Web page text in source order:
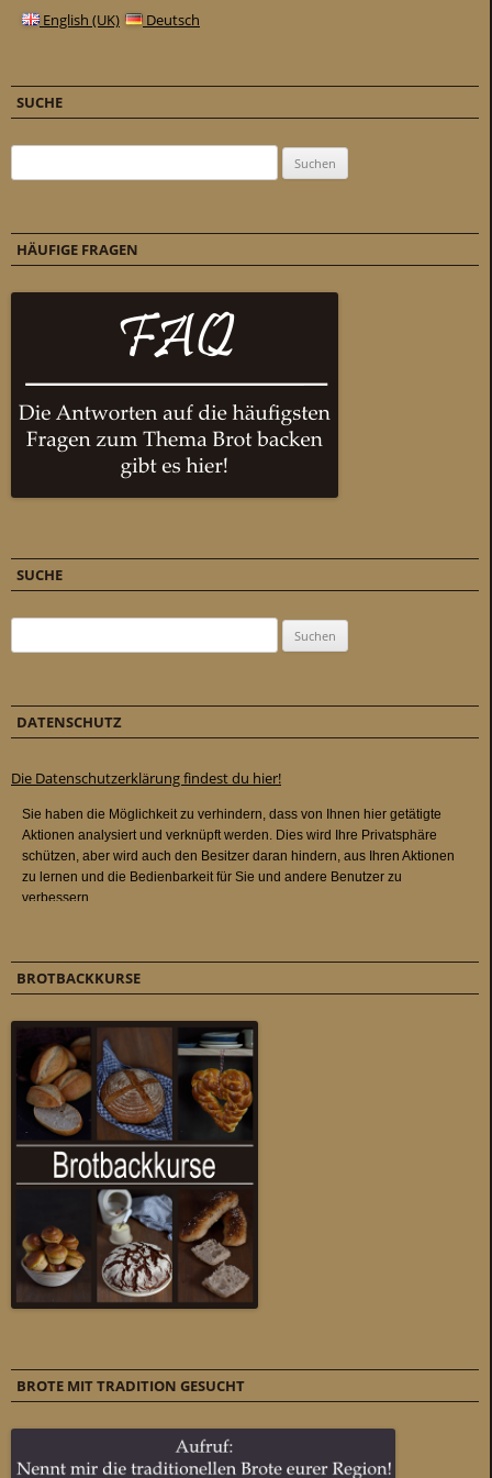
English (UK) Deutsch
SUCHE
HÄUFIGE FRAGEN
SUCHE
DATENSCHUTZ
Die Datenschutzerklärung findest du hier!
BROTBACKKURSE
BROTE MIT TRADITION GESUCHT